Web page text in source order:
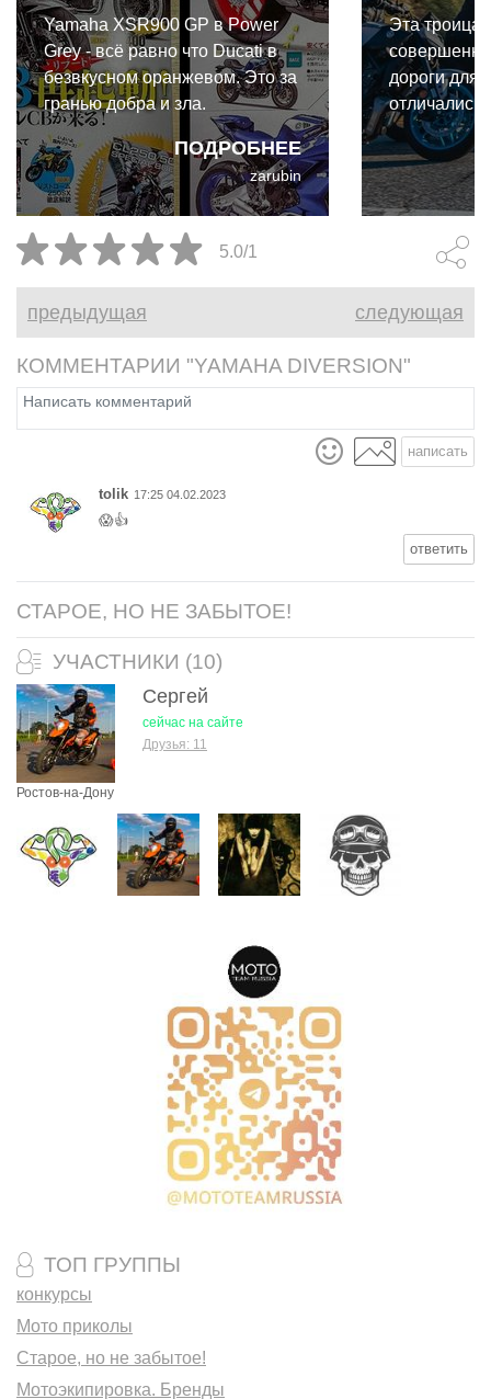
ПОДРОБНЕЕ
Yamaha XSR900 GP в Power
Grey - всё равно что Ducati в
безвкусном оранжевом. Это за
гранью добра и зла.
zarubin
Эта троица
дороги для
перегонов
трассе и
приятных
Yamaha
Hornet
5.0/1
предыдущая следующая
КОММЕНТАРИИ "YAMAHA DIVERSION"
написать
tolik 17:25 04.02.2023
😱👍
ответить
СТАРОЕ, НО НЕ ЗАБЫТОЕ!
УЧАСТНИКИ (10)
Ростов-на-Дону
Сергей
сейчас на сайте
Друзья: 11
ТОП ГРУППЫ
конкурсы
Мото приколы
Старое, но не забытое!
Мотоэкипировка. Бренды